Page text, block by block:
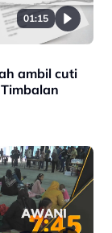
01:15
ambil cuti